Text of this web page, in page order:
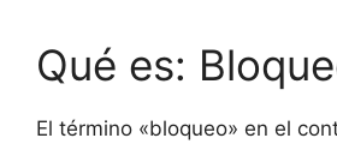
Qué es:
El término «bloqueo» en el